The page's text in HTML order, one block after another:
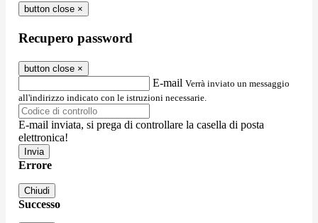
button close ×
Recupero password
button close ×
E-mail Verrà inviato un messaggio
all'indirizzo indicato con le istruzioni necessarie.
E-mail inviata, si prega di controllare la casella di posta
elettronica!
Errore
Chiudi
Successo